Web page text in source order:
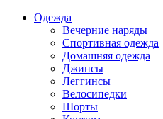
Одежда
Вечерние наряды
Спортивная одежда
Домашняя одежда
Джинсы
Леггинсы
Велосипедки
Шорты